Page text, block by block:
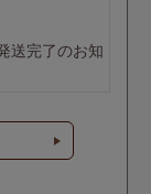
送完了のお知